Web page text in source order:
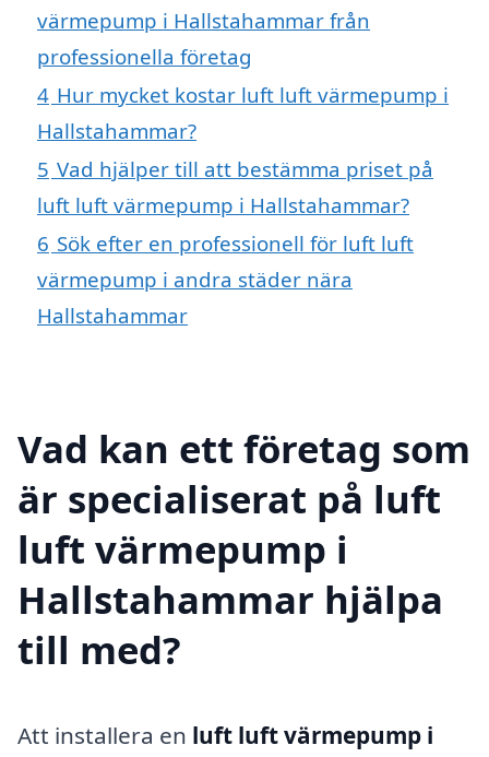
värmepump i Hallstahammar från
professionella företag
4 Hur mycket kostar luft luft värmepump i
Hallstahammar?
5 Vad hjälper till att bestämma priset på
luft luft värmepump i Hallstahammar?
6 Sök efter en professionell för luft luft
värmepump i andra städer nära
Hallstahammar
Vad kan ett företag som
är specialiserat på luft
luft värmepump i
Hallstahammar hjälpa
till med?
Att installera en luft luft värmepump i